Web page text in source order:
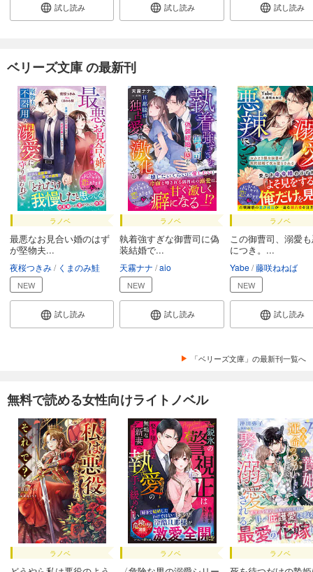
試し読み 試し読み 試し読み
ベリーズ文庫 の最新刊
ラノベ
最悪なお見合い婚のはず
が堅物夫...
夜桜つきみ くまのみ鮭
NEW
試し読み
ラノベ
執着強すぎな御曹司に偽
装結婚で...
天霧ナナ aio
NEW
試し読み
ラノベ
この御曹司、溺愛
につき。...
Yabe 藤咲ねねば
NEW
試し読み
「ベリーズ文庫」の最新刊一覧へ
無料で読める女性向けライトノベル
ラノベ ラノベ ラノベ